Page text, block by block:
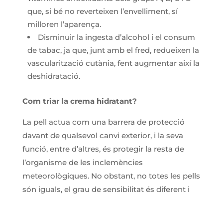
que, si bé no reverteixen l’envelliment, sí
milloren l’aparença.
Disminuir la ingesta d’alcohol i el consum
de tabac, ja que, junt amb el fred, redueixen la
vascularització cutània, fent augmentar així la
deshidratació.
Com triar la crema hidratant?
La pell actua com una barrera de protecció
davant de qualsevol canvi exterior, i la seva
funció, entre d’altres, és protegir la resta de
l’organisme de les inclemències
meteorològiques. No obstant, no totes les pells
són iguals, el grau de sensibilitat és diferent i